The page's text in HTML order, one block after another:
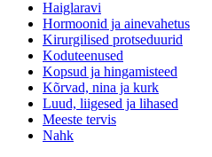
Haiglaravi
Hormoonid ja ainevahetus
Kirurgilised protseduurid
Koduteenused
Kopsud ja hingamisteed
Kõrvad, nina ja kurk
Luud, liigesed ja lihased
Meeste tervis
Nahk